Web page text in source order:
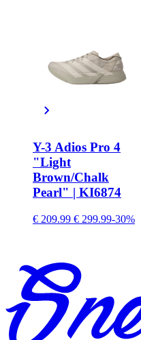
Y-3 Adios Pro 4
"Light
Brown/Chalk
Pearl" | KI6874
€ 209.99 € 299.99-30%